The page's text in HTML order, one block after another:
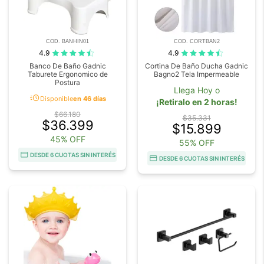
COD. BANHIN01
4.9
Banco De Baño Gadnic
Taburete Ergonomico de
Postura
acuteDisponibleen 46 días
$66.180
$36.399
45% OFF
DESDE 6 CUOTAS SIN INTERÉS
COD. CORTBAN2
4.9
Cortina De Baño Ducha Gadnic
Bagno2 Tela Impermeable
Llega Hoy o
¡Retiralo en 2 horas!
$35.331
$15.899
55% OFF
DESDE 6 CUOTAS SIN INTERÉS